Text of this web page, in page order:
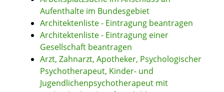
Aufenthalte im Bundesgebiet
Architektenliste - Eintragung beantragen
Architektenliste - Eintragung einer
Gesellschaft beantragen
Arzt, Zahnarzt, Apotheker, Psychologischer
Psychotherapeut, Kinder- und
Jugendlichenpsychotherapeut mit